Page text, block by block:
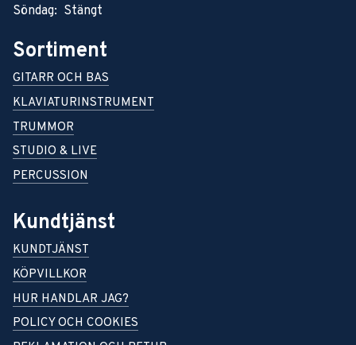
Söndag: Stängt
Sortiment
GITARR OCH BAS
KLAVIATURINSTRUMENT
TRUMMOR
STUDIO & LIVE
PERCUSSION
Kundtjänst
KUNDTJÄNST
KÖPVILLKOR
HUR HANDLAR JAG?
POLICY OCH COOKIES